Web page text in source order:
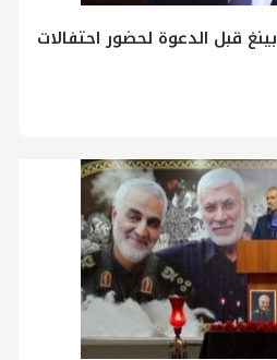
قبل الدعوة لحضور احتفالات